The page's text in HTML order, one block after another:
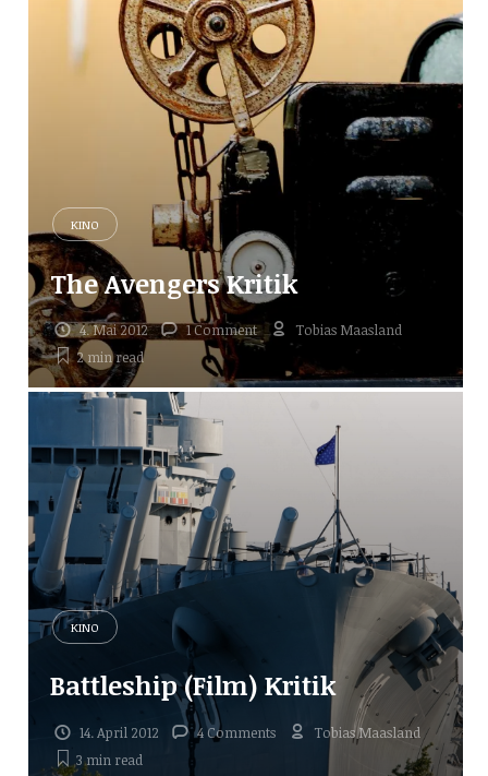
KINO
The Avengers Kritik
4. Mai 2012 1 Comment
Tobias Maasland
2 minread
KINO
Battleship (Film) Kritik
14. April 2012 4 Comments
Tobias Maasland
3 minread